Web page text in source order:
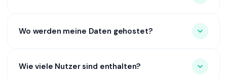
Wo werden meine Daten gehostet?
Wie viele Nutzer sind enthalten?